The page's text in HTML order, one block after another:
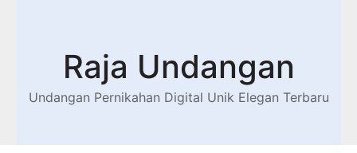
Raja Undangan
Undangan Pernikahan Digital Unik Elegan Terbaru